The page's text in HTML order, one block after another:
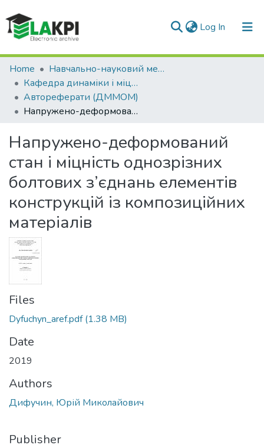
Log In (current)
Communities & Collections
All of DSpace
Statistics
Home
Навчально-науковий механіко-машинобудівний інститут (НН ММІ)
Кафедра динаміки і міцності машин та опору матеріалів (ДММОМ)
Автореферати (ДММОМ)
Напружено-деформований стан і міцність однозрізних болтових з’єднань елементів конструкцій із композиційних матеріалів
Напружено-деформований
стан і міцність однозрізних
болтових з’єднань елементів
конструкцій із композиційних
матеріалів
Files
Dyfuchyn_aref.pdf(1.38 MB)
Date
2019
Authors
Дифучин, Юрій Миколайович
Publisher